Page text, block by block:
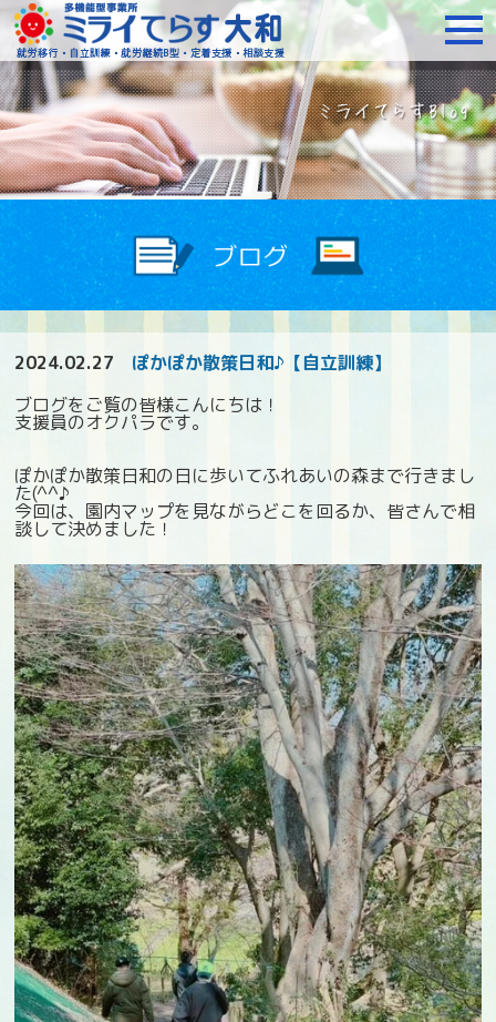
障がいをお持ちの方へ
2024.02.27
ぽかぽか散策日和♪【自立訓練】
ブログをご覧の皆様こんにちは！
支援員のオクパラです。
ぽかぽか散策日和の日に歩いてふれあいの森まで行きまし
た(^^♪
今回は、園内マップを見ながらどこを回るか、皆さんで相
談して決めました！